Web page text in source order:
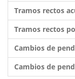
Tramos rectos
Tramos rectos
Cambios de
Cambios de